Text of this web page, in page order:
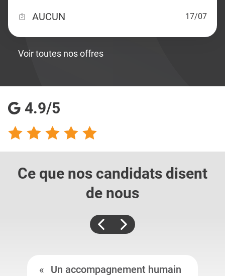
AUCUN
17/07
Voir toutes nos offres
4.9/5
Ce que nos candidats disent
de nous
Un accompagnement humain